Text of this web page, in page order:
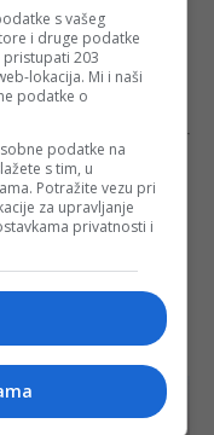
Dodik
Karan
po strani
s vašeg
i druge podatke
203
lokacija. Mi i naši
podatke o
podatke na
s tim, u
Potražite vezu pri
za upravljanje
privatnosti i